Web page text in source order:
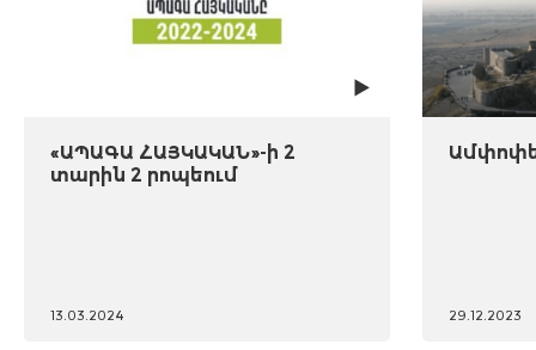
«ԱՊԱԳԱ ՀԱՅԿԱԿԱՆ»-ի 2
տարին 2 րոպեում
13.03.2024 29.12.2023